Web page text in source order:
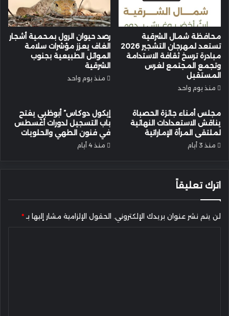
محافظة شمال الشرقية
تستعد لمهرجان التشجير 2026
مبادرة ترسخ ثقافة الاستدامة
وتجمع المجتمع لغرس
المستقبل
منذ يوم واحد
رصد حيوان الرول بمحمية أشجار
الغاف يعزز مؤشرات سلامة
الموائل الطبيعية بجنوب
الشرقية
منذ يوم واحد
مجلس أمناء جائزة الحصباة
يناقش الاستعدادات النهائية
لملتقى المرأة الإماراتية
منذ 3 أيام
إيكول دوكاس” أبوظبي يفتح
باب التسجيل لدورات أغسطس
في فنون الطهي والحلويات
منذ 4 أيام
اترك تعليقاً
لن يتم نشر عنوان بريدك الإلكتروني. الحقول الإلزامية مشار إليها بـ *